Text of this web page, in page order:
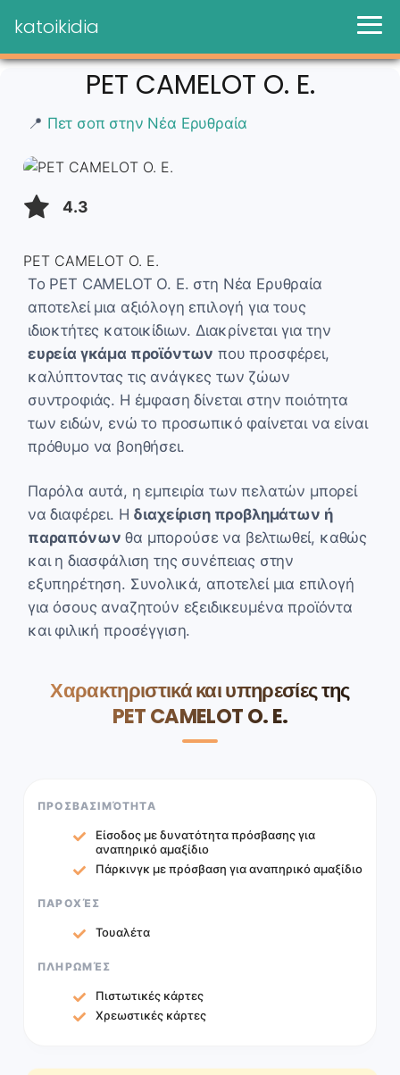
katoikidia
PET CAMELOT O. E.
📍 Πετ σοπ στην Νέα Ερυθραία
4.3
PET CAMELOT O. E.
Το PET CAMELOT O. E. στη Νέα Ερυθραία
αποτελεί μια αξιόλογη επιλογή για τους
ιδιοκτήτες κατοικίδιων. Διακρίνεται για την
ευρεία γκάμα προϊόντων που προσφέρει,
καλύπτοντας τις ανάγκες των ζώων
συντροφιάς. Η έμφαση δίνεται στην ποιότητα
των ειδών, ενώ το προσωπικό φαίνεται να είναι
πρόθυμο να βοηθήσει.
Παρόλα αυτά, η εμπειρία των πελατών μπορεί
να διαφέρει. Η διαχείριση προβλημάτων ή
παραπόνων θα μπορούσε να βελτιωθεί, καθώς
και η διασφάλιση της συνέπειας στην
εξυπηρέτηση. Συνολικά, αποτελεί μια επιλογή
για όσους αναζητούν εξειδικευμένα προϊόντα
και φιλική προσέγγιση.
Χαρακτηριστικά και υπηρεσίες της
PET CAMELOT O. E.
ΠΡΟΣΒΑΣΙΜΌΤΗΤΑ
Είσοδος με δυνατότητα πρόσβασης για
αναπηρικό αμαξίδιο
Πάρκινγκ με πρόσβαση για αναπηρικό αμαξίδιο
ΠΑΡΟΧΈΣ
Τουαλέτα
ΠΛΗΡΩΜΈΣ
Πιστωτικές κάρτες
Χρεωστικές κάρτες